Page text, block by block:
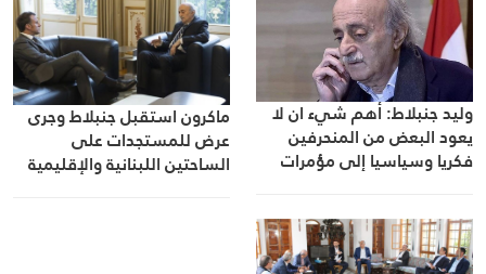
وليد جنبلاط: أهم شيء ان لا
يعود البعض من المنحرفين
فكريا وسياسيا إلى مؤمرات
ماكرون استقبل جنبلاط وجرى
عرض للمستجدات على
الساحتين اللبنانية والإقليمية